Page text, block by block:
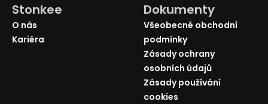
Stonkee
O nás
Kariéra
Dokumenty
Všeobecné obchodní
podmínky
Zásady ochrany
osobních údajů
Zásady používání
cookies